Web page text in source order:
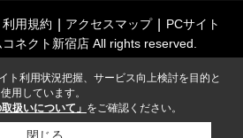
利用規約 アクセスマップ
PCサイト
ネクト新宿店 All rights reserved.
ト利用状況把握、サービス向上検討を目的と
用しています。
扱いについて」 をご確認ください。